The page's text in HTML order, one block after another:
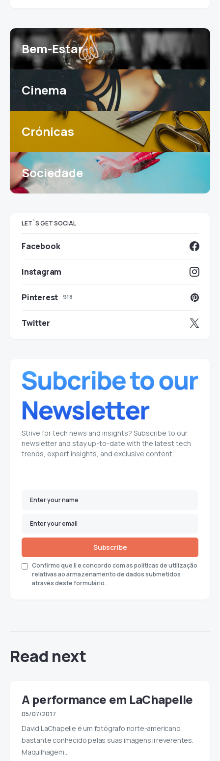
Bem-Estar
Cinema
Crónicas
Sociedade
LET`S GET SOCIAL
Facebook
Instagram
Pinterest 918
Twitter
Strive for tech news and insights? Subscribe to our
newsletter and stay up-to-date with the latest tech
trends, expert insights, and exclusive content.
Subscribe
Confirmo que li e concordo com as políticas de utilização
relativas ao armazenamento de dados submetidos
através deste formulário.
Read next
A performance em LaChapelle
05/07/2017
David LaChapelle é um fotógrafo norte-americano
bastante conhecido pelas suas imagens irreverentes.
Maquilhagem…